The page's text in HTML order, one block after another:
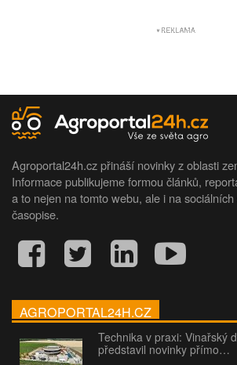
Agroportal24h.cz přináší novinky z oblasti
Informace publikujeme formou článků,
a to nejen na tomto webu, ale i na
časopise.
AGROPORTAL24H.CZ
Technika v praxi: Vinařský
představil novinky přímo…